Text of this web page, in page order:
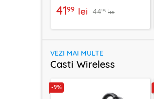
4199 lei 4499 lei
VEZI MAI MULTE
Casti Wireless
-9%